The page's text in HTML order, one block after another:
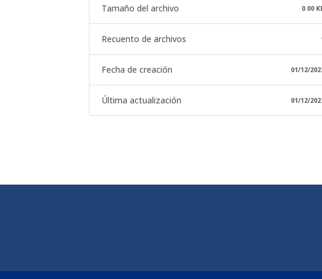
Tamaño del archivo 0.00
Recuento de archivos
Fecha de creación 01/12/
Última actualización 01/12/